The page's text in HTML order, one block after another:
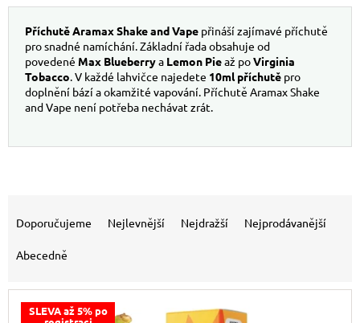
Příchutě Aramax Shake and Vape přináší zajímavé příchutě
pro snadné namíchání. Základní řada obsahuje od
povedené Max Blueberrya Lemon Pieaž poVirginia
Tobacco. V každé lahvičce najedete 10ml příchutě pro
doplnění bází a okamžité vapování. Příchutě Aramax Shake
and Vape není potřeba nechávat zrát.
Doporučujeme Nejlevnější Nejdražší Nejprodávanější
Abecedně
SLEVA až 5% po